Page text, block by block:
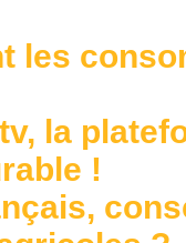
les
la
!